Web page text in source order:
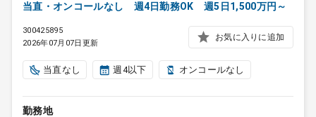
当直・オンコールなし 週4日勤務OK 週5日1,500万円～
300425895
2026年07月07日更新
お気に入りに追加
当直なし 週4以下 オンコールなし
勤務地